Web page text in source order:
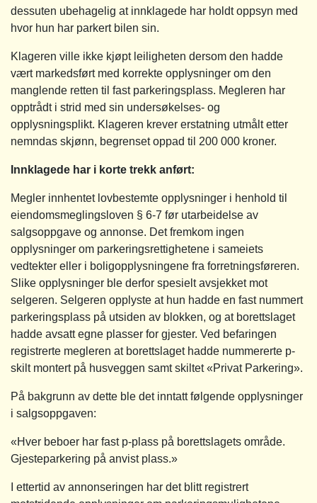
dessuten ubehagelig at innklagede har holdt oppsyn med
hvor hun har parkert bilen sin.
Klageren ville ikke kjøpt leiligheten dersom den hadde
vært markedsført med korrekte opplysninger om den
manglende retten til fast parkeringsplass. Megleren har
opptrådt i strid med sin undersøkelses- og
opplysningsplikt. Klageren krever erstatning utmålt etter
nemndas skjønn, begrenset oppad til 200 000 kroner.
Innklagede har i korte trekk anført:
Megler innhentet lovbestemte opplysninger i henhold til
eiendomsmeglingsloven § 6-7 før utarbeidelse av
salgsoppgave og annonse. Det fremkom ingen
opplysninger om parkeringsrettighetene i sameiets
vedtekter eller i boligopplysningene fra forretningsføreren.
Slike opplysninger ble derfor spesielt avsjekket mot
selgeren. Selgeren opplyste at hun hadde en fast nummert
parkeringsplass på utsiden av blokken, og at borettslaget
hadde avsatt egne plasser for gjester. Ved befaringen
registrerte megleren at borettslaget hadde nummererte p-
skilt montert på husveggen samt skiltet «Privat Parkering».
På bakgrunn av dette ble det inntatt følgende opplysninger
i salgsoppgaven:
«Hver beboer har fast p‑plass på borettslagets område.
Gjesteparkering på anvist plass.»
I ettertid av annonseringen har det blitt registrert